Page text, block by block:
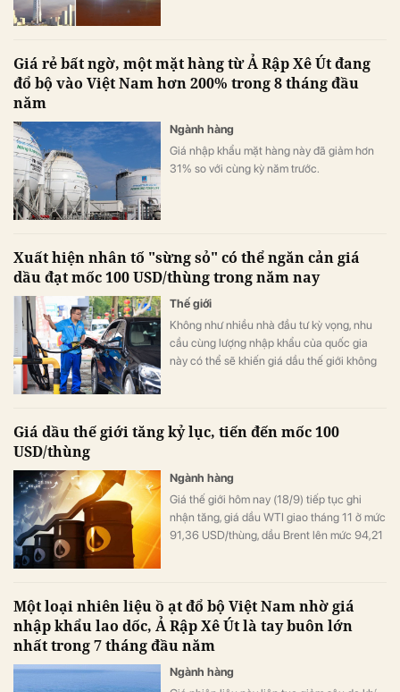
Giá rẻ bất ngờ, một mặt hàng từ Ả Rập Xê Út đang
đổ bộ vào Việt Nam hơn 200% trong 8 tháng đầu
năm
Ngành hàng
Giá nhập khẩu mặt hàng này đã giảm hơn
31% so với cùng kỳ năm trước.
Xuất hiện nhân tố "sừng sỏ" có thể ngăn cản giá
dầu đạt mốc 100 USD/thùng trong năm nay
Thế giới
Không như nhiều nhà đầu tư kỳ vọng, nhu
cầu cùng lượng nhập khẩu của quốc gia
này có thể sẽ khiến giá dầu thế giới không
Giá dầu thế giới tăng kỷ lục, tiến đến mốc 100
USD/thùng
Ngành hàng
Giá thế giới hôm nay (18/9) tiếp tục ghi
nhận tăng, giá dầu WTI giao tháng 11 ở mức
91,36 USD/thùng, dầu Brent lên mức 94,21
Một loại nhiên liệu ồ ạt đổ bộ Việt Nam nhờ giá
nhập khẩu lao dốc, Ả Rập Xê Út là tay buôn lớn
nhất trong 7 tháng đầu năm
Ngành hàng